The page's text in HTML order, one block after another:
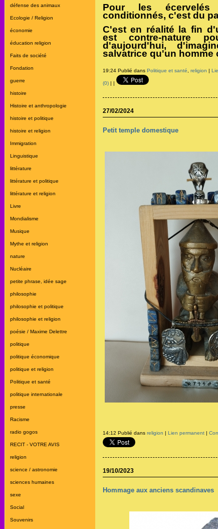
défense des animaux
Ecologie / Religion
économie
éducation religion
Faits de société
Fondation
guerre
histoire
Histoire et anthropologie
histoire et politique
histoire et religion
Immigration
Linguistique
littérature
littérature et politique
littérature et religion
Livre
Mondialisme
Musique
Mythe et religion
nature
Nucléaire
petite phrase, idée sage
philosophie
philosophie et politique
philosophie et religion
poésie / Maxime Delettre
politique
politique économique
politique et religion
Politique et santé
politique internationale
presse
Racisme
radio gogos
RECIT - VOTRE AVIS
religion
science / astronomie
sciences humaines
sexe
Social
Souvenirs
Pour les écervelés
conditionnés, c'est du
C'est en réalité la fin
est contre-nature
d'aujourd'hui,
salvatrice qu'un homme
19:24 Publié dans Politique et santé religion |
(0)| |
27/02/2024
Petit temple domestique
14:12 Publié dans religion | Lien permanent|
19/10/2023
Hommage aux anciens scandinaves